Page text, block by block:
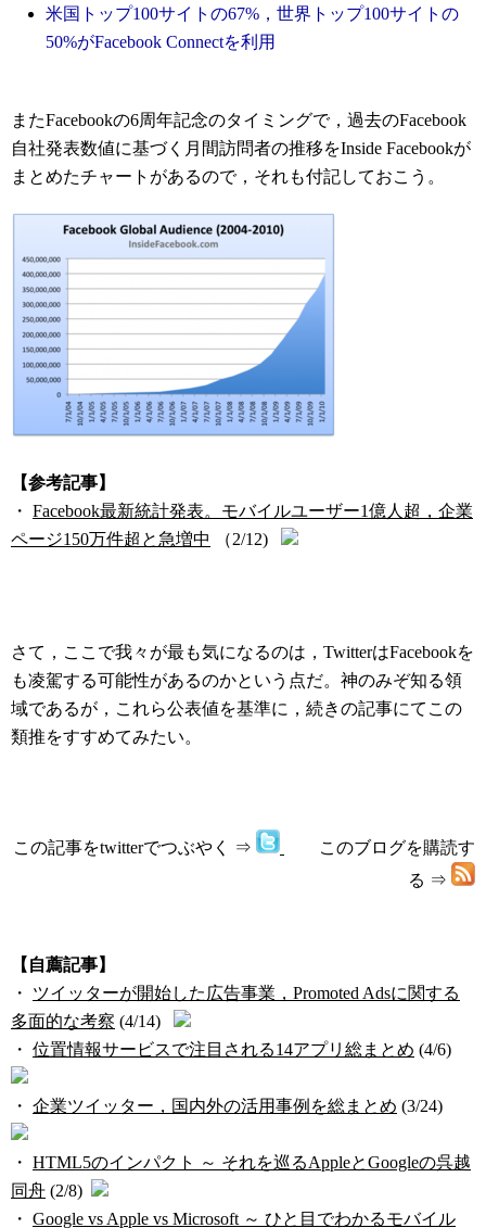
米国トップ100サイトの67%，世界トップ100サイトの
50%がFacebook Connectを利用
またFacebookの6周年記念のタイミングで，過去のFacebook
自社発表数値に基づく月間訪問者の推移をInside Facebookが
まとめたチャートがあるので，それも付記しておこう。
【参考記事】
・ Facebook最新統計発表。モバイルユーザー1億人超，企業
ページ150万件超と急増中
（2/12)
さて，ここで我々が最も気になるのは，TwitterはFacebookを
も凌駕する可能性があるのかという点だ。神のみぞ知る領
域であるが，これら公表値を基準に，続きの記事にてこの
類推をすすめてみたい。
この記事をtwitterでつぶやく ⇒
このブログを購読す
る ⇒
【自薦記事】
・ ツイッターが開始した広告事業，Promoted Adsに関する
多面的な考察 (4/14)
・ 位置情報サービスで注目される14アプリ総まとめ (4/6)
・ 企業ツイッター，国内外の活用事例を総まとめ (3/24)
・ HTML5のインパクト ～ それを巡るAppleとGoogleの呉越
同舟 (2/8)
・ Google vs Apple vs Microsoft ～ ひと目でわかるモバイル